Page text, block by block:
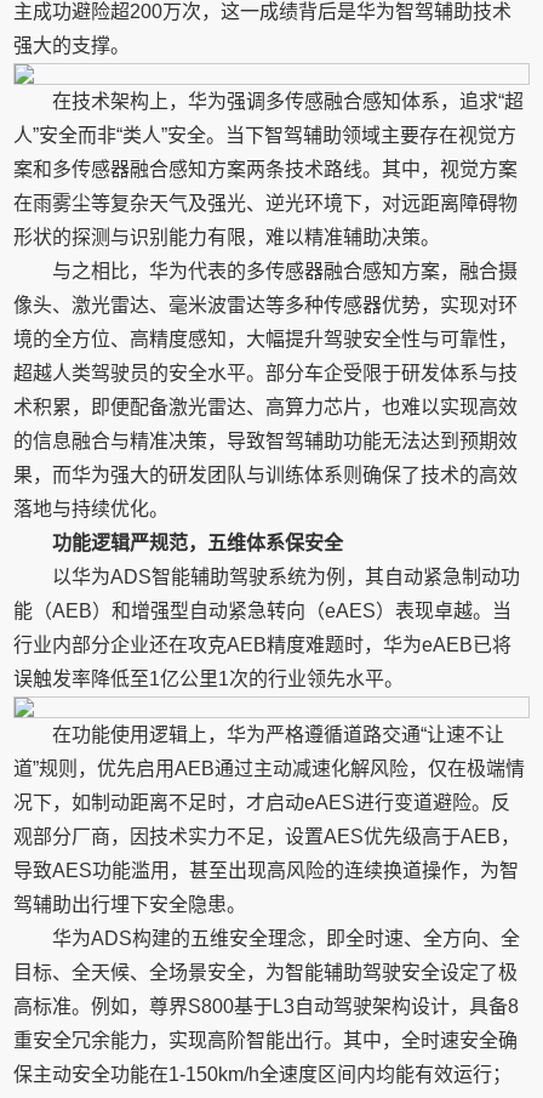
主成功避险超200万次，这一成绩背后是华为智驾辅助技术
强大的支撑。
在技术架构上，华为强调多传感融合感知体系，追求“超
人”安全而非“类人”安全。当下智驾辅助领域主要存在视觉方
案和多传感器融合感知方案两条技术路线。其中，视觉方案
在雨雾尘等复杂天气及强光、逆光环境下，对远距离障碍物
形状的探测与识别能力有限，难以精准辅助决策。
与之相比，华为代表的多传感器融合感知方案，融合摄
像头、激光雷达、毫米波雷达等多种传感器优势，实现对环
境的全方位、高精度感知，大幅提升驾驶安全性与可靠性，
超越人类驾驶员的安全水平。部分车企受限于研发体系与技
术积累，即便配备激光雷达、高算力芯片，也难以实现高效
的信息融合与精准决策，导致智驾辅助功能无法达到预期效
果，而华为强大的研发团队与训练体系则确保了技术的高效
落地与持续优化。
功能逻辑严规范，五维体系保安全
以华为ADS智能辅助驾驶系统为例，其自动紧急制动功
能（AEB）和增强型自动紧急转向（eAES）表现卓越。当
行业内部分企业还在攻克AEB精度难题时，华为eAEB已将
误触发率降低至1亿公里1次的行业领先水平。
在功能使用逻辑上，华为严格遵循道路交通“让速不让
道”规则，优先启用AEB通过主动减速化解风险，仅在极端情
况下，如制动距离不足时，才启动eAES进行变道避险。反
观部分厂商，因技术实力不足，设置AES优先级高于AEB，
导致AES功能滥用，甚至出现高风险的连续换道操作，为智
驾辅助出行埋下安全隐患。
华为ADS构建的五维安全理念，即全时速、全方向、全
目标、全天候、全场景安全，为智能辅助驾驶安全设定了极
高标准。例如，尊界S800基于L3自动驾驶架构设计，具备8
重安全冗余能力，实现高阶智能出行。其中，全时速安全确
保主动安全功能在1-150km/h全速度区间内均能有效运行；